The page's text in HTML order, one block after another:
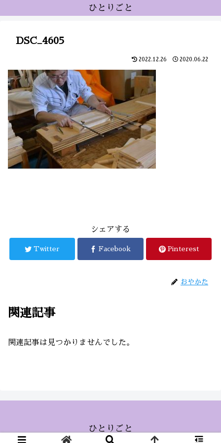
ひとりごと
DSC_4605
2022.12.26 2020.06.22
シェアする
Twitter Facebook Pinterest
おやかた
関連記事
関連記事は見つかりませんでした。
ひとりごと